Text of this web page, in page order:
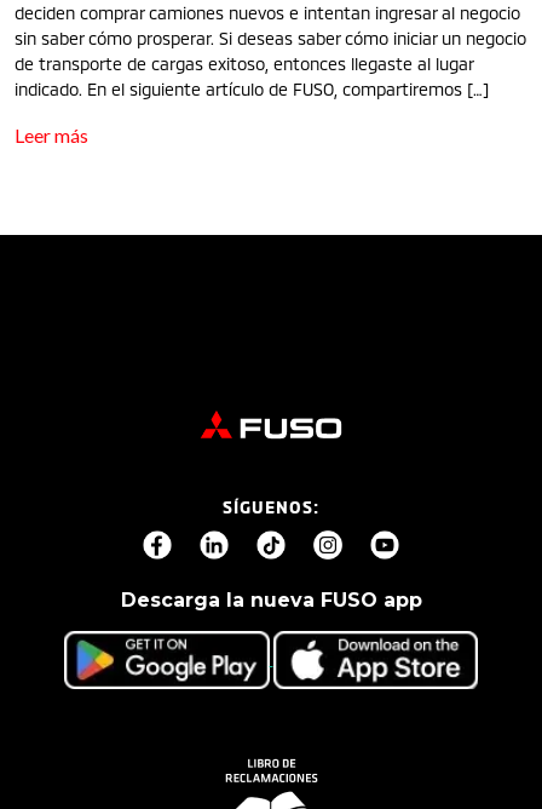
deciden comprar camiones nuevos e intentan ingresar al negocio
sin saber cómo prosperar. Si deseas saber cómo iniciar un negocio
de transporte de cargas exitoso, entonces llegaste al lugar
indicado. En el siguiente artículo de FUSO, compartiremos […]
Leer más
SÍGUENOS:
Descarga la nueva FUSO app